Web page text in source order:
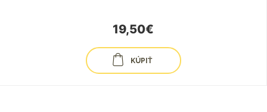
19,50€
KÚPIŤ